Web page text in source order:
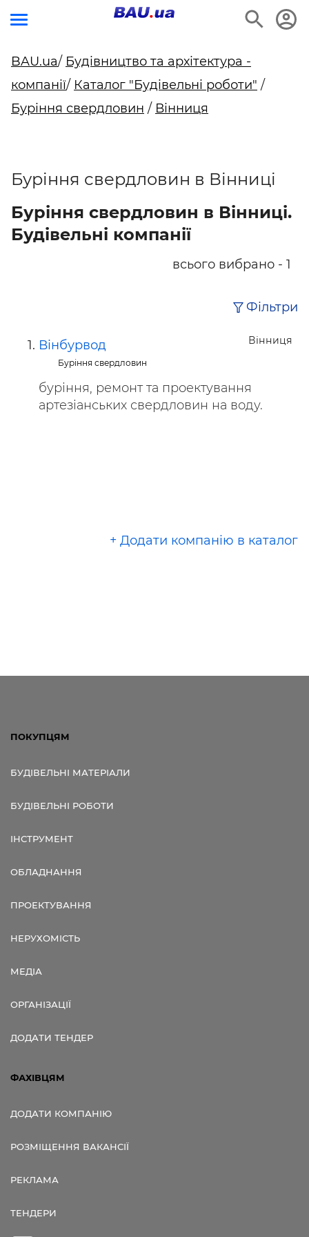
BAU.ua/ Будівництво та архітектура -
компанії/ Каталог "Будівельні роботи" /
Буріння свердловин / Вінниця
Буріння свердловин в Вінниці
Буріння свердловин в Вінниці.
Будівельні компанії
всього вибрано - 1
Фільтри
Вінниця
Вінбурвод
Буріння свердловин
буріння, ремонт та проектування
артезіанських свердловин на воду.
+ Додати компанію в каталог
ПОКУПЦЯМ
БУДІВЕЛЬНІ МАТЕРІАЛИ
БУДІВЕЛЬНІ РОБОТИ
ІНСТРУМЕНТ
ОБЛАДНАННЯ
ПРОЕКТУВАННЯ
НЕРУХОМІСТЬ
МЕДІА
ОРГАНІЗАЦІЇ
ДОДАТИ ТЕНДЕР
ФАХІВЦЯМ
ДОДАТИ КОМПАНІЮ
РОЗМІЩЕННЯ ВАКАНСІЇ
РЕКЛАМА
ТЕНДЕРИ